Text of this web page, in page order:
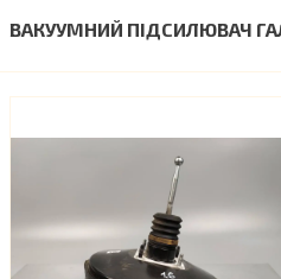
ВАКУУМНИЙ ПІДСИЛЮВАЧ